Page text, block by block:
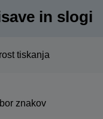
in slogi
tiskanja
znakov